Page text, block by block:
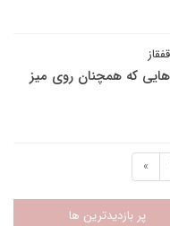
هایی که همچنان روی میز
»
پر بازدیدترین ها